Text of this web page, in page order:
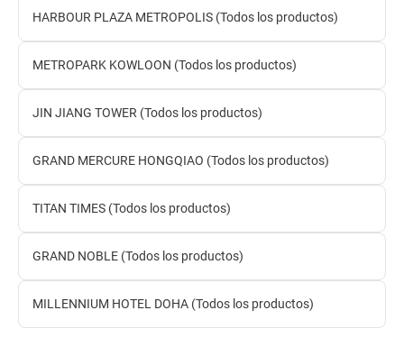
HARBOUR PLAZA METROPOLIS (Todos los productos)
METROPARK KOWLOON (Todos los productos)
JIN JIANG TOWER (Todos los productos)
GRAND MERCURE HONGQIAO (Todos los productos)
TITAN TIMES (Todos los productos)
GRAND NOBLE (Todos los productos)
MILLENNIUM HOTEL DOHA (Todos los productos)